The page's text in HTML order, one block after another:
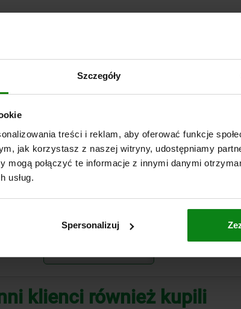
Szczegóły
treści i reklam, aby oferować funkcje
jak korzystasz z naszej witryny, udostępniamy
mogą połączyć te informacje z innymi danymi
usług.
Spersonalizuj
regularnych odstępach czasu.
klienci również kupili